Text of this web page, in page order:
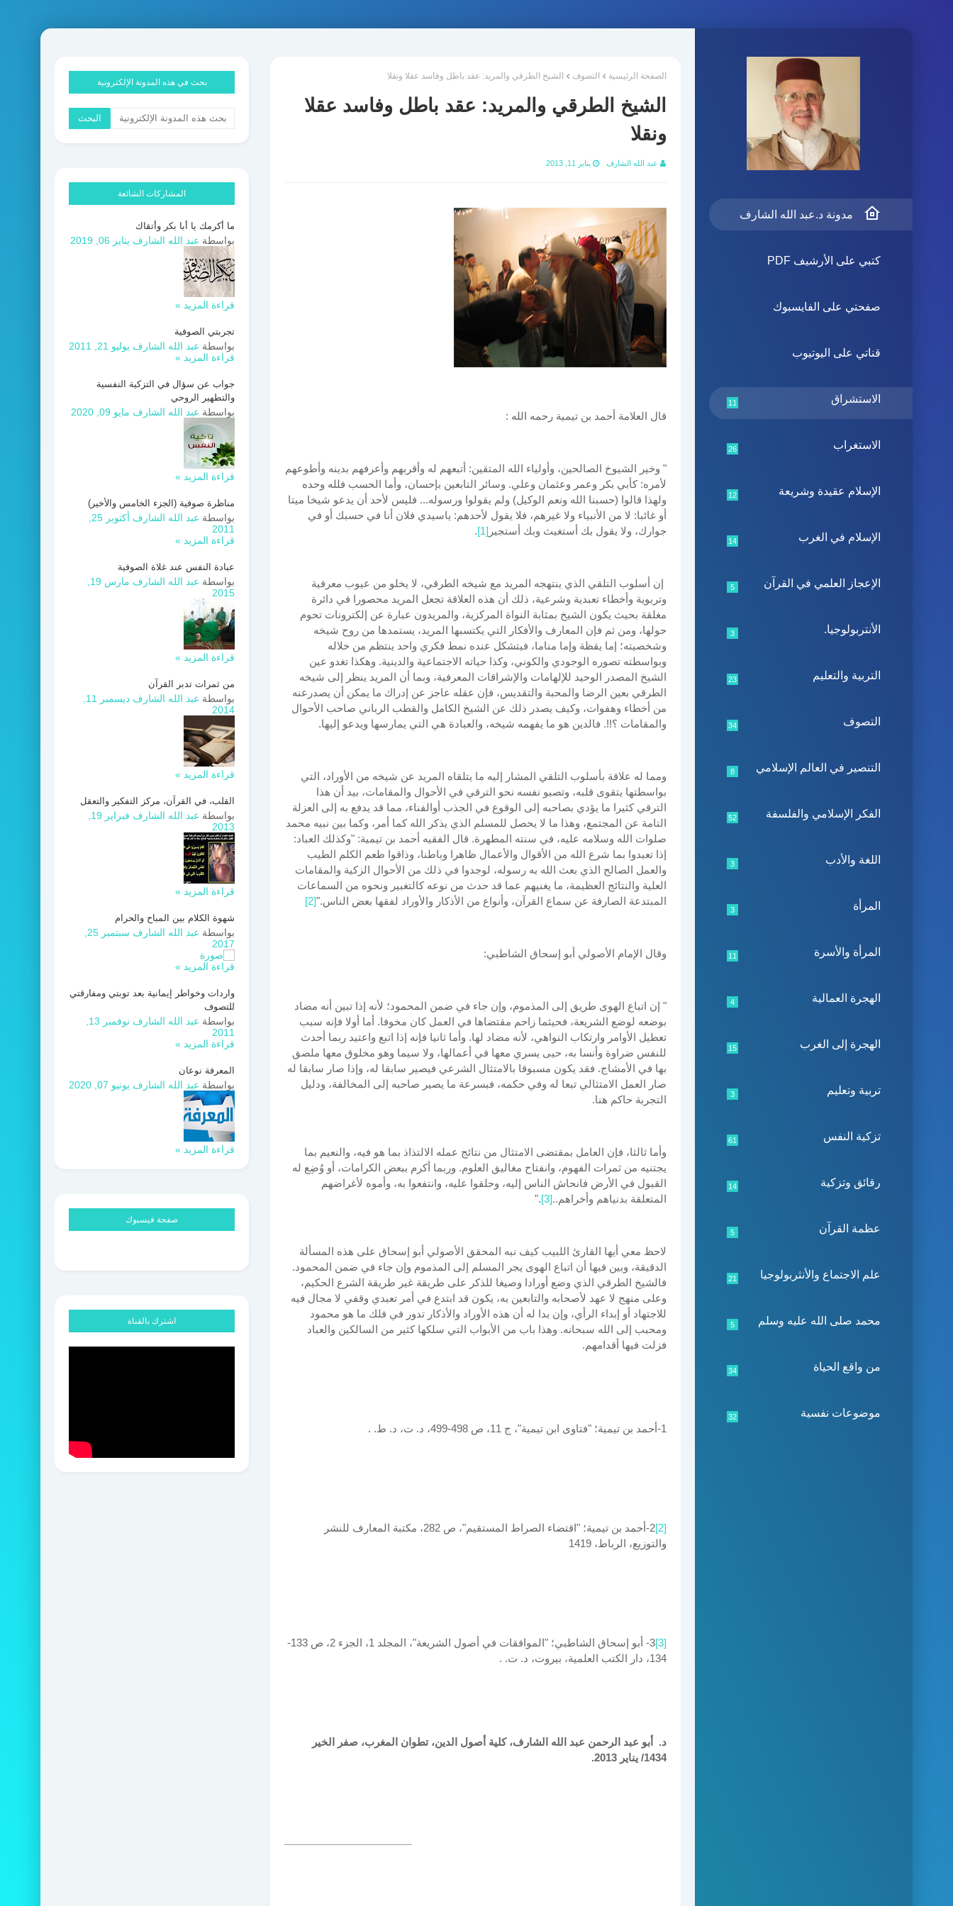
مدونة د.عبد الله الشارف
كتبي على الأرشيف PDF
صفحتي على الفايسبوك
قناتي على اليوتيوب
الاستشراق 11
الاستغراب 26
الإسلام عقيدة وشريعة 12
الإسلام في الغرب 14
الإعجاز العلمي في القرآن 5
الأنتربولوجيا. 3
التربية والتعليم 23
التصوف 34
التنصير في العالم الإسلامي 8
الفكر الإسلامي والفلسفة 52
اللغة والأدب 3
المرأة 3
المرأة والأسرة 11
الهجرة العمالية 4
الهجرة إلى الغرب 15
تربية وتعليم 3
تزكية النفس 61
رقائق وتزكية 14
عظمة القرآن 5
علم الاجتماع والأنثربولوجيا 21
محمد صلى الله عليه وسلم 5
من واقع الحياة 34
موضوعات نفسية 32
الصفحة الرئيسية التصوف الشيخ الطرقي والمريد: عقد باطل وفاسد عقلا ونقلا
الشيخ الطرقي والمريد: عقد باطل وفاسد عقلا
ونقلا
عبد الله الشارف يناير 11, 2013
قال العلامة أحمد بن تيمية رحمه الله :
" وخير الشيوخ الصالحين، وأولياء الله المتقين: أتبعهم له وأقربهم وأعرفهم بدينه وأطوعهم
لأمره: كأبي بكر وعمر وعثمان وعلي. وسائر التابعين بإحسان، وأما الحسب فلله وحده
ولهذا قالوا (حسبنا الله ونعم الوكيل) ولم يقولوا ورسوله... فليس لأحد أن يدعو شيخا ميتا
أو غائبا: لا من الأنبياء ولا غيرهم، فلا يقول لأحدهم: ياسيدي فلان أنا في حسبك أو في
جوارك، ولا يقول بك أستغيث وبك أستجير [1]
.
إن أسلوب التلقي الذي ينتهجه المريد مع شيخه الطرقي، لا يخلو من عيوب معرفية
وتربوية وأخطاء تعبدية وشرعية، ذلك أن هذه العلاقة تجعل المريد محصورا في دائرة
مغلقة بحيث يكون الشيخ بمثابة النواة المركزية، والمريدون عبارة عن إلكترونات تحوم
حولها، ومن ثم فإن المعارف والأفكار التي يكتسبها المريد، يستمدها من روح شيخه
وشخصيته؛ إما يقظة وإما مناما، فيتشكل عنده نمط فكري واحد ينتظم من خلاله
وبواسطته تصوره الوجودي والكوني، وكذا حياته الاجتماعية والدينية. وهكذا تغدو عين
الشيخ المصدر الوحيد للإلهامات والإشراقات المعرفية، وبما أن المريد ينظر إلى شيخه
الطرقي بعين الرضا والمحبة والتقديس، فإن عقله عاجز عن إدراك ما يمكن أن يصدرعنه
من أخطاء وهفوات، وكيف يصدر ذلك عن الشيخ الكامل والقطب الرباني صاحب الأحوال
والمقامات ؟!!. فالدين هو ما يفهمه شيخه، والعبادة هي التي يمارسها ويدعو إليها.
ومما له علاقة بأسلوب التلقي المشار إليه ما يتلقاه المريد عن شيخه من الأوراد، التي
بواسطتها يتقوى قلبه، وتصبو نفسه نحو الترقي في الأحوال والمقامات، بيد أن هذا
الترقي كثيرا ما يؤدي بصاحبه إلى الوقوع في الجذب أوالفناء، مما قد يدفع به إلى العزلة
التامة عن المجتمع، وهذا ما لا يحصل للمسلم الذي يذكر الله كما أمر، وكما بين نبيه محمد
صلوات الله وسلامه عليه، في سنته المطهرة. قال الفقيه أحمد بن تيمية: "وكذلك العباد:
إذا تعبدوا بما شرع الله من الأقوال والأعمال ظاهرا وباطنا، وذاقوا طعم الكلم الطيب
والعمل الصالح الذي بعث الله به رسوله، لوجدوا في ذلك من الأحوال الزكية والمقامات
العلية والنتائج العظيمة، ما يغنيهم عما قد حدث من نوعه كالتغبير ونحوه من السماعات
المبتدعة الصارفة عن سماع القرآن، وأنواع من الأذكار والأوراد لفقها بعض الناس."[2]
وقال الإمام الأصولي أبو إسحاق الشاطبي:
" إن اتباع الهوى طريق إلى المذموم، وإن جاء في ضمن المحمود؛ لأنه إذا تبين أنه مضاد
بوضعه لوضع الشريعة، فحيثما زاحم مقتضاها في العمل كان مخوفا. أما أولا فإنه سبب
تعطيل الأوامر وارتكاب النواهي، لأنه مضاد لها. وأما ثانيا فإنه إذا اتبع واعتيد ربما أحدث
للنفس ضراوة وأنسا به، حيى يسري معها في أعمالها، ولا سيما وهو مخلوق معها ملصق
بها في الأمشاج. فقد يكون مسبوقا بالامتثال الشرعي فيصير سابقا له، وإذا صار سابقا له
صار العمل الامتثالي تبعا له وفي حكمه، فبسرعة ما يصير صاحبه إلى المخالفة، ودليل
التجربة حاكم هنا.
وأما ثالثا، فإن العامل بمقتضى الامتثال من نتائج عمله الالتذاذ بما هو فيه، والنعيم بما
يجتنيه من ثمرات الفهوم، وانفتاح مغاليق العلوم. وربما أكرم ببعض الكرامات، أو وُضِع له
القبول في الأرض فانحاش الناس إليه، وحلقوا عليه، وانتفعوا به، وأموه لأغراضهم
المتعلقة بدنياهم وأخراهم..[3]
."
لاحظ معي أيها القارئ اللبيب كيف نبه المحقق الأصولي أبو إسحاق على هذه المسألة
الدقيقة، وبين فيها أن اتباع الهوى يجر المسلم إلى المذموم وإن جاء في ضمن المحمود.
فالشيخ الطرقي الذي وضع أورادا وصيغا للذكر على طريقة غير طريقة الشرع الحكيم،
وعلى منهج لا عهد لأصحابه والتابعين به، يكون قد ابتدع في أمر تعبدي وقفي لا مجال فيه
للاجتهاد أو إبداء الرأي، وإن بدا له أن هذه الأوراد والأذكار تدور في فلك ما هو محمود
ومحبب إلى الله سبحانه. وهذا باب من الأبواب التي سلكها كثير من السالكين والعباد
فزلت فيها أقدامهم.
1-أحمد بن تيمية؛ "فتاوى ابن تيمية"، ج 11، ص 498-499، د. ت، د. ط. .
[2]
2-أحمد بن تيمية؛ "اقتضاء الصراط المستقيم"، ص 282، مكتبة المعارف للنشر
والتوزيع، الرباط، 1419
[3]
3- أبو إسحاق الشاطبي؛ "الموافقات في أصول الشريعة"، المجلد 1، الجزء 2، ص 133-
134، دار الكتب العلمية، بيروت، د. ت. .
د. أبو عبد الرحمن عبد الله الشارف، كلية أصول الدين، تطوان المغرب، صفر الخير
1434/ يناير 2013.
بحث في هذه المدونة الإلكترونية
المشاركات الشائعة
ما أكرمك يا أبا بكر وأتقاك
بواسطة عبد الله الشارف يناير 06, 2019
قراءة المزيد »
تجربتي الصوفية
بواسطة عبد الله الشارف يوليو 21, 2011
قراءة المزيد »
جواب عن سؤال في التزكية النفسية
والتطهير الروحي
بواسطة عبد الله الشارف مايو 09, 2020
قراءة المزيد »
مناظرة صوفية (الجزء الخامس والأخير)
بواسطة عبد الله الشارف
2011
قراءة المزيد »
عبادة النفس عند غلاة الصوفية
بواسطة عبد الله الشارف
2015
قراءة المزيد »
من ثمرات تدبر القرآن
بواسطة عبد الله الشارف
2014
قراءة المزيد »
القلب، في القرآن، مركز التفكير والتعقل
بواسطة عبد الله الشارف
2013
قراءة المزيد »
شهوة الكلام بين المباح والحرام
بواسطة عبد الله الشارف
2017
قراءة المزيد »
واردات وخواطر إيمانية بعد توبتي ومفارقتي
للتصوف
بواسطة عبد الله الشارف
2011
قراءة المزيد »
المعرفة نوعان
بواسطة عبد الله الشارف يونيو 07, 2020
قراءة المزيد »
صفحة فيسبوك
اشترك بالقناة